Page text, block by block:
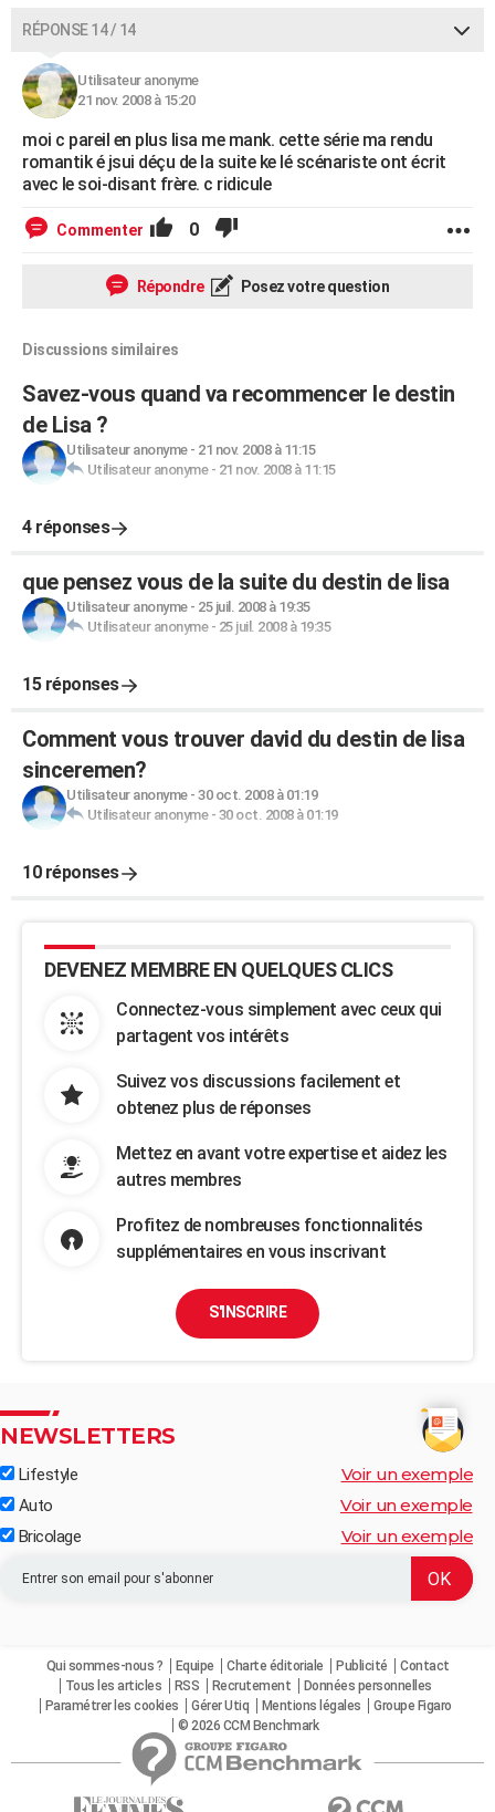
RÉPONSE 14 / 14
Utilisateur anonyme
21 nov. 2008 à 15:20
moi c pareil en plus lisa me mank. cette série ma rendu
romantik é jsui déçu de la suite ke lé scénariste ont écrit
avec le soi-disant frère. c ridicule
Commenter 0
Répondre Posez votre question
Discussions similaires
Savez-vous quand va recommencer le destin
de Lisa ?
Utilisateur anonyme- 21 nov. 2008 à 11:15
Utilisateur anonyme- 21 nov. 2008 à 11:15
4 réponses
que pensez vous de la suite du destin de lisa
Utilisateur anonyme- 25 juil. 2008 à 19:35
Utilisateur anonyme- 25 juil. 2008 à 19:35
15 réponses
Comment vous trouver david du destin de lisa
sinceremen?
Utilisateur anonyme- 30 oct. 2008 à 01:19
Utilisateur anonyme- 30 oct. 2008 à 01:19
10 réponses
DEVENEZ MEMBRE EN QUELQUES CLICS
Connectez-vous simplement avec ceux qui
partagent vos intérêts
Suivez vos discussions facilement et
obtenez plus de réponses
Mettez en avant votre expertise et aidez les
autres membres
Profitez de nombreuses fonctionnalités
supplémentaires en vous inscrivant
S'INSCRIRE
NEWSLETTERS
Lifestyle Voir un exemple
Auto Voir un exemple
Bricolage Voir un exemple
Qui sommes-nous ? Equipe Charte éditoriale Publicité
Contact
Tous les articles
RSS Recrutement
Données personnelles
Paramétrer les cookies
Gérer Utiq Mentions légales
Groupe Figaro
© 2026 CCM Benchmark